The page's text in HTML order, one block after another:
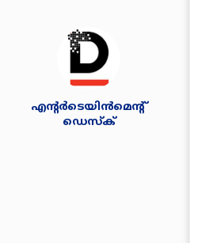
എന്റര്‍ടെയിന്‍മെന്റ്
ഡെസ്‌ക്